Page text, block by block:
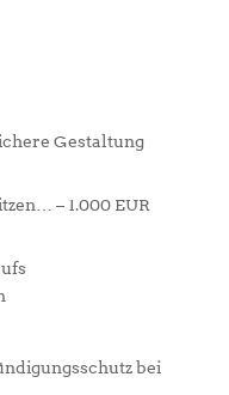
Gestaltung
– 1.000 EUR
bei